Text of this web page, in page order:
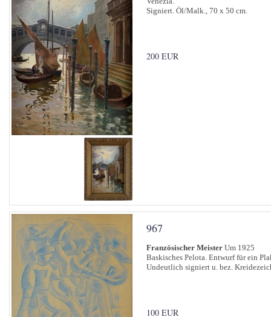
Signiert. Öl/Malk., 70 x 50 cm.
200 EUR
967
Französischer Meister Um 1925
Baskisches Pelota. Entwurf für ein
Undeutlich signiert u. bez.
100 EUR